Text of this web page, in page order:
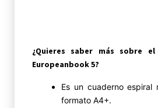
¿Quieres saber más sobre el
Europeanbook 5?
Es un cuaderno espiral
formato A4+.